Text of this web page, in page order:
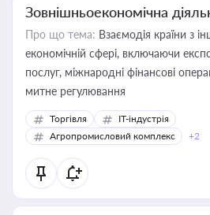
Зовнішньоекономічна
Про що тема: Взаємодія країни з
економічній сфері, включаючи
послуг, міжнародні фінансові
митне регулювання
Торгівля
IT-індустрія
Агропромисловий комплекс
+2